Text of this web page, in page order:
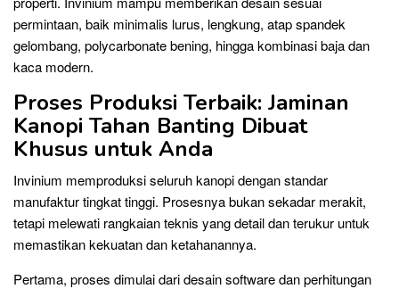
permintaan, baik minimalis lurus, lengkung, atap spandek
gelombang, polycarbonate bening, hingga kombinasi baja dan
kaca modern.
Proses Produksi Terbaik: Jaminan
Kanopi Tahan Banting Dibuat
Khusus untuk Anda
Invinium memproduksi seluruh kanopi dengan standar
manufaktur tingkat tinggi. Prosesnya bukan sekadar merakit,
tetapi melewati rangkaian teknis yang detail dan terukur untuk
memastikan kekuatan dan ketahanannya.
Pertama, proses dimulai dari desain software dan perhitungan